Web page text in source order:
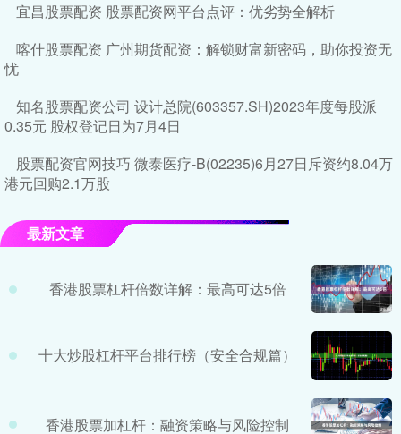
宜昌股票配资 股票配资网平台点评：优劣势全解析
喀什股票配资 广州期货配资：解锁财富新密码，助你投资无
忧
知名股票配资公司 设计总院(603357.SH)2023年度每股派
0.35元 股权登记日为7月4日
股票配资官网技巧 微泰医疗-B(02235)6月27日斥资约8.04万
港元回购2.1万股
最新文章
香港股票杠杆倍数详解：最高可达5倍
十大炒股杠杆平台排行榜（安全合规篇）
香港股票加杠杆：融资策略与风险控制